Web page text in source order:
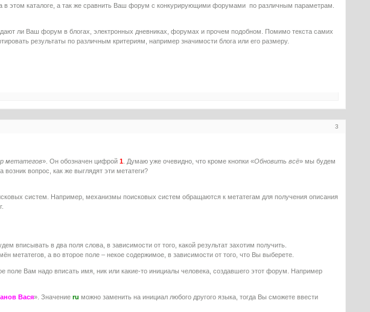
этом каталоге, а так же сравнить Ваш форум с конкурирующими форумами по различным параметрам.
ли Ваш форум в блогах, электронных дневниках, форумах и прочем подобном. Помимо текста самих
результаты по различным критериям, например значимости блога или его размеру.
3
метатегов». Он обозначен цифрой1 . Думаю уже очевидно, что кроме кнопки «Обновить всё» мы будем
возник вопрос, как же выглядят эти метатеги?
систем. Например, механизмы поисковых систем обращаются к метатегам для получения описания
вписывать в два поля слова, в зависимости от того, какой результат захотим получить.
а во второе поле – некое содержимое, в зависимости от того, что Вы выберете.
Вам надо вписать имя, ник или какие-то инициалы человека, создавшего этот форум. Например
Вася». Значениеru можно заменить на инициал любого другого языка, тогда Вы сможете ввести